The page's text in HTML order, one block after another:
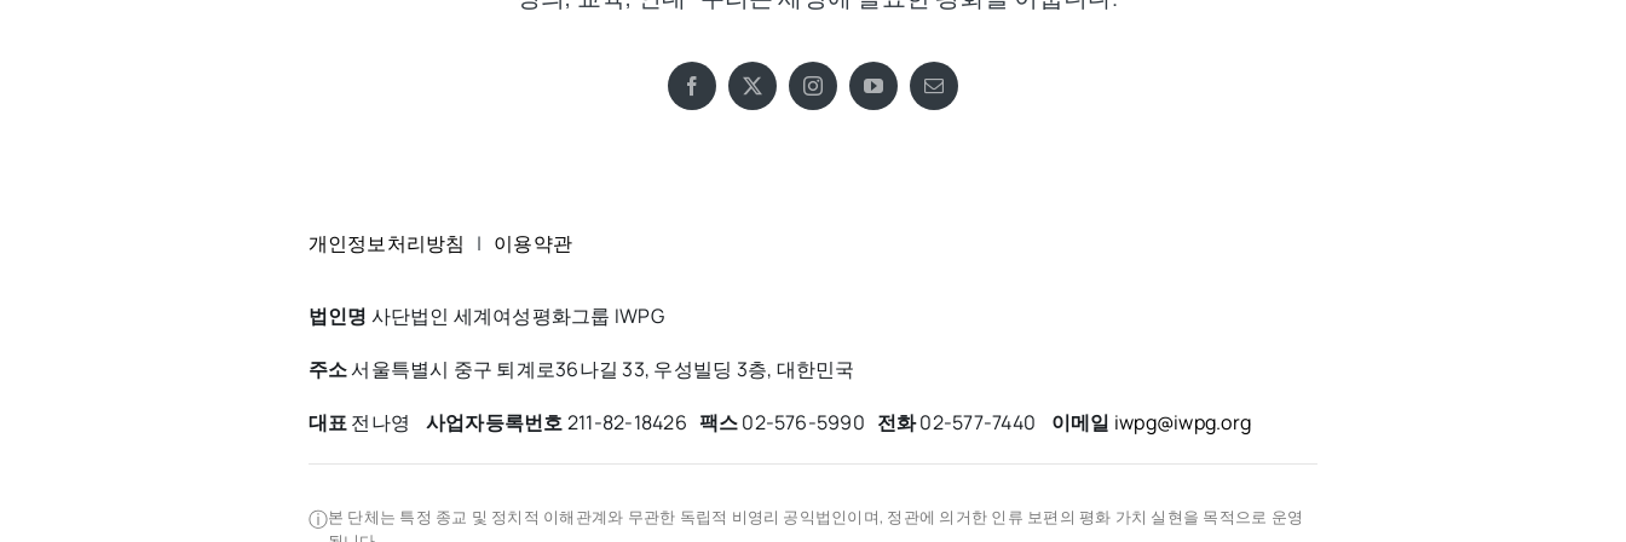
개인정보처리방침 | 이용약관
법인명 사단법인 세계여성평화그룹 IWPG
주소서울특별시 중구 퇴계로36나길 33, 우성빌딩 3층, 대한민국
대표전나영사업자등록번호211-82-18426 팩스02-576-5990 전화02-577-7440 이메일 iwpg@iwpg.org
ⓘ본 단체는 특정 종교 및 정치적 이해관계와 무관한 독립적 비영리 공익법인이며, 정관에 의거한 인류 보편의 평화 가치 실현을 목적으로 운영